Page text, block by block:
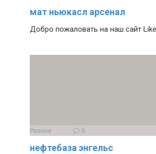
мат ньюкасл арсенал
Добро пожаловать на наш сайт
Разное 0
нефтебаза энгельс